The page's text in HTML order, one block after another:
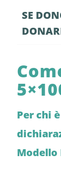
SE
Per chi
Modello